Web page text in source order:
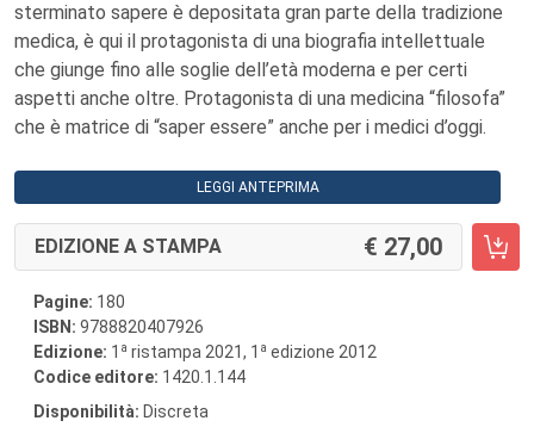
sterminato sapere è depositata gran parte della tradizione
medica, è qui il protagonista di una biografia intellettuale
che giunge fino alle soglie dell’età moderna e per certi
aspetti anche oltre. Protagonista di una medicina “filosofa”
che è matrice di “saper essere” anche per i medici d’oggi.
LEGGI ANTEPRIMA
EDIZIONE A STAMPA 27,00
Pagine: 180
ISBN: 9788820407926
Edizione: 1 a ristampa 2021, 1 a edizione 2012
Codice editore: 1420.1.144
Disponibilità: Discreta